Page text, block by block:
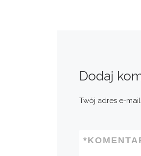
Dodaj
Twój adres e-
*